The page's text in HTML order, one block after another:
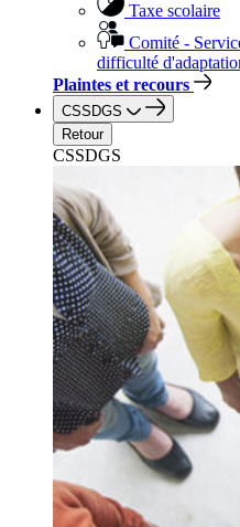
Taxe scolaire
Comité -
difficulté
Plaintes et recours
CSSDGS
Retour
CSSDGS